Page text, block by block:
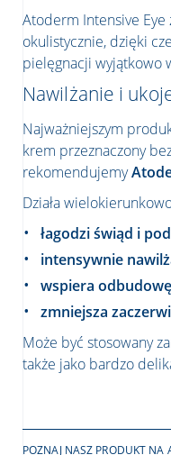
Atoderm Intensive Eye
okulistycznie, dzięki
pielęgnacji wyjątkowo
Nawilżanie i
Najważniejszym
krem przeznaczony
rekomendujemy
Działa
łagodzi świąd i
intensywnie
wspiera
zmniejsza
Może być stosowany
także jako bardzo
POZNAJ NASZ PRODUKT NA